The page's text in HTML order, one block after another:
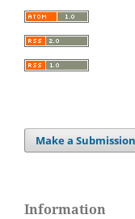
Make a Submission
Information